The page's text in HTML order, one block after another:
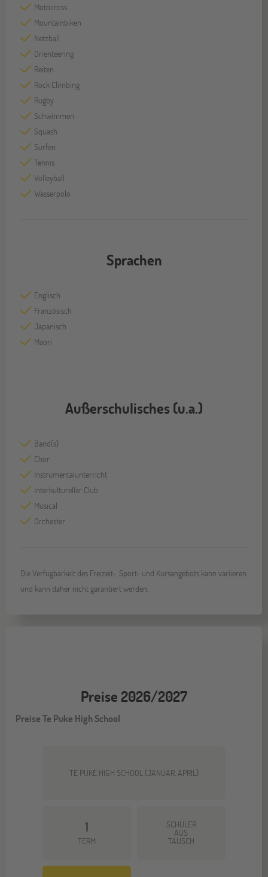
Motocross
Mountainbiken
Netzball
Orienteering
Reiten
Rock Climbing
Rugby
Schwimmen
Squash
Surfen
Tennis
Volleyball
Wasserpolo
Sprachen
Englisch
Französisch
Japanisch
Maori
Außerschulisches (u.a.)
Band(s)
Chor
Instrumentalunterricht
Interkultureller Club
Musical
Orchester
Die Verfügbarkeit des Freizeit-, Sport- und Kursangebots kann variieren
und kann daher nicht garantiert werden.
Preise 2026/2027
Preise Te Puke High School
TE PUKE HIGH SCHOOL (JANUAR, APRIL)
1
TERM
SCHÜLER
AUS
TAUSCH